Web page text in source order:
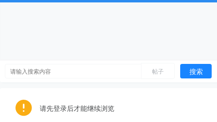
帖子 搜索
请先登录后才能继续浏览